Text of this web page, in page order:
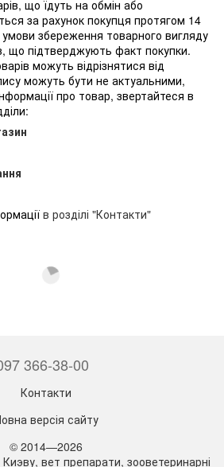
що їдуть на обмін або
за рахунок покупця протягом 14
збереження товарного вигляду
що підтверджують факт покупки.
можуть відрізнятися від
можуть бути не актуальними,
про товар, звертайтеся в
в розділі "Контакти"
366-38-00
Контакти
версія сайту
© 2014—2026
вет препарати, зооветеринарні